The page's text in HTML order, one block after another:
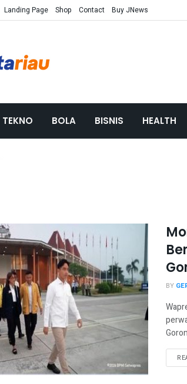
Landing Page Shop Contact Buy JNews
TEKNO BOLA BISNIS HEALTH
BY